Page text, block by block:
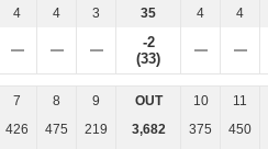
4 4 3 35 4 4
-2
(33)
7 8 9 OUT 10 11
426 475 219 3,682 375 450